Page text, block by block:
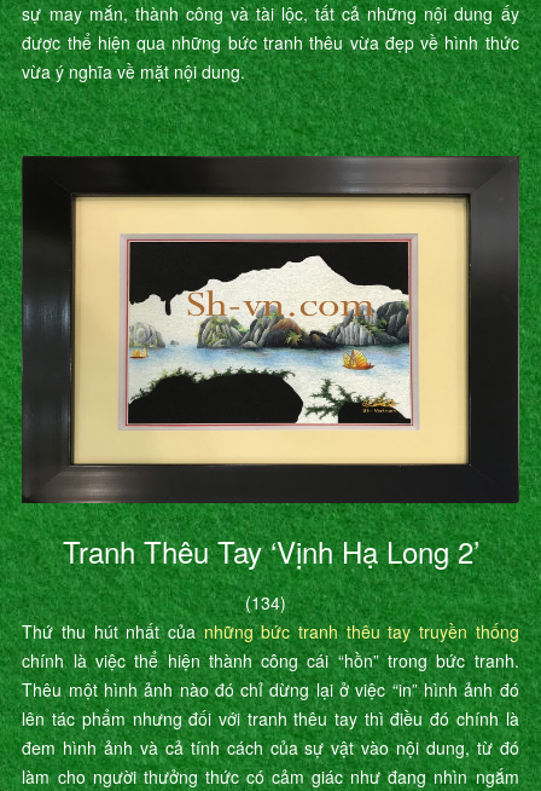
sự may mắn, thành công và tài lộc, tất cả những nội dung ấy
được thể hiện qua những bức tranh thêu vừa đẹp về hình thức
vừa ý nghĩa về mặt nội dung.
Tranh Thêu Tay ‘Vịnh Hạ Long 2’
(134)
Thứ thu hút nhất củanhững bức tranh thêu tay truyền thống
chính là việc thể hiện thành công cái “hồn” trong bức tranh.
Thêu một hình ảnh nào đó chỉ dừng lại ở việc “in” hình ảnh đó
lên tác phẩm nhưng đối với tranh thêu tay thì điều đó chính là
đem hình ảnh và cả tính cách của sự vật vào nội dung, từ đó
làm cho người thưởng thức có cảm giác như đang nhìn ngắm